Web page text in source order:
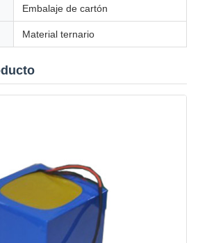
Embalaje de cartón
Material ternario